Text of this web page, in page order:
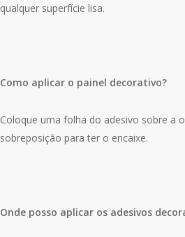
qualquer superfície lisa.
Como aplicar o painel decorativo?
Coloque uma folha do adesivo sobre a
sobreposição para ter o encaixe.
Onde posso aplicar os adesivos